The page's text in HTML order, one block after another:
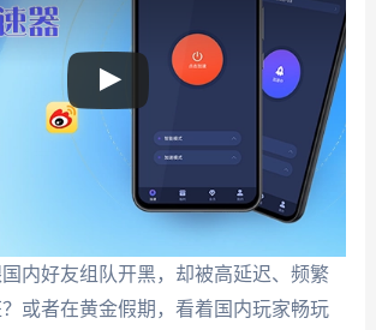
内好友组队开黑，却被高延迟、频繁
或者在黄金假期，看着国内玩家畅玩